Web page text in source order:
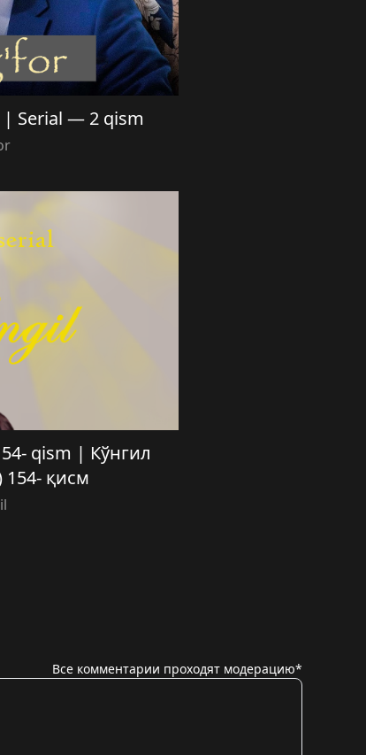
| Serial — 2 qism
qism | Кўнгил
154- қисм
Все комментарии проходят модерацию*